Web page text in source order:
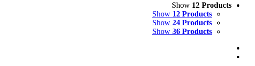
Show 12 Products
Show 12 Products
Show 24 Products
Show 36 Products